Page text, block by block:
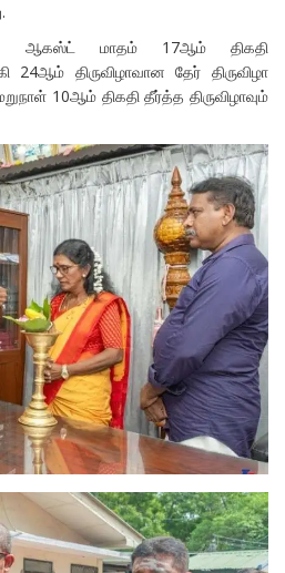
ஆகஸ்ட் மாதம் 17ஆம் திகதி
24ஆம் திருவிழாவான தேர் திருவிழா
10ஆம் திகதி தீர்த்த திருவிழாவும்